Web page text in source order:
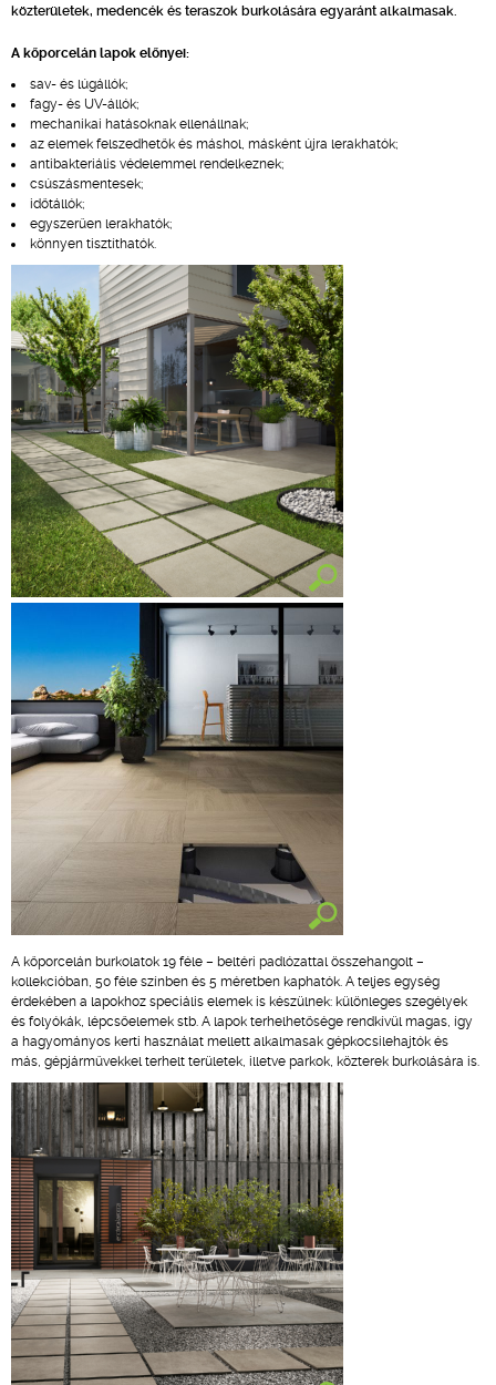
közterületek, medencék és teraszok burkolására egyaránt alkalmasak.
A kőporcelán lapok előnyei:
sav- és lúgállók;
fagy- és UV-állók;
mechanikai hatásoknak ellenállnak;
az elemek felszedhetők és máshol, másként újra lerakhatók;
antibakteriális védelemmel rendelkeznek;
csúszásmentesek;
időtállók;
egyszerűen lerakhatók;
könnyen tisztíthatók.
A kőporcelán burkolatok 19 féle – beltéri padlózattal összehangolt –
kollekcióban, 50 féle színben és 5 méretben kaphatók. A teljes egység
érdekében a lapokhoz speciális elemek is készülnek: különleges szegélyek
és folyókák, lépcsőelemek stb. A lapok terhelhetősége rendkívül magas, így
a hagyományos kerti használat mellett alkalmasak gépkocsilehajtók és
más, gépjárművekkel terhelt területek, illetve parkok, közterek burkolására is.